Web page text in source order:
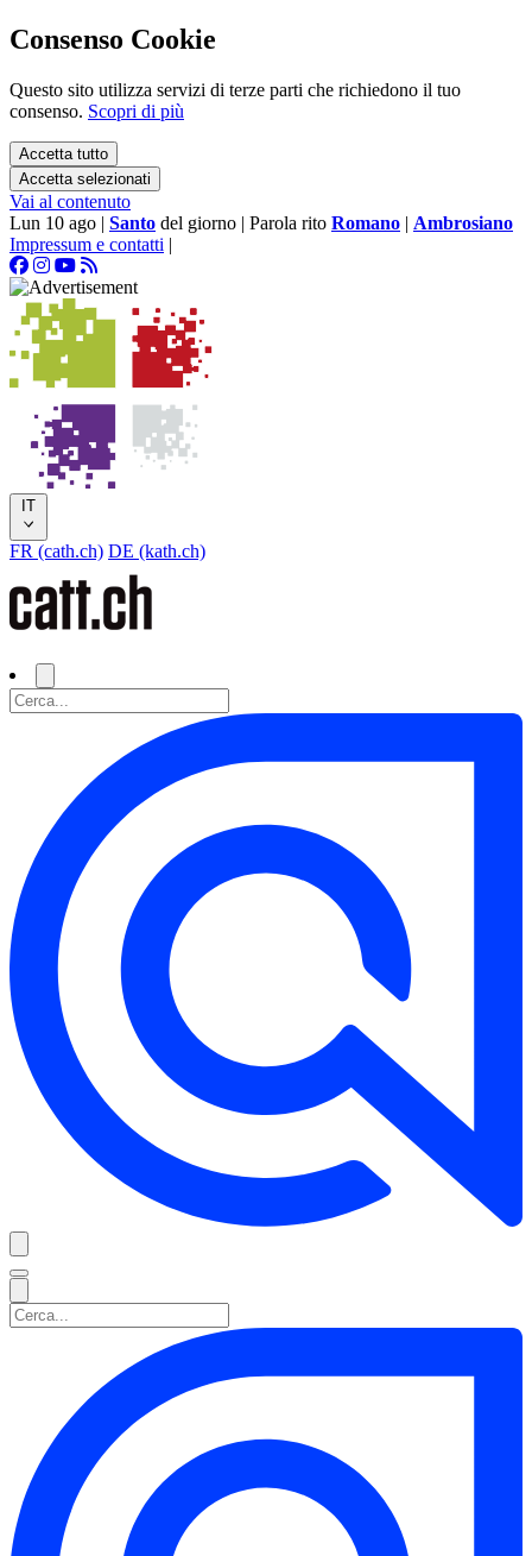
Consenso Cookie
Questo sito utilizza servizi di terze parti che richiedono il tuo
consenso. Scopri di più
Accetta tutto
Accetta selezionati
Vai al contenuto
Lun 10 ago | Santo del giorno | Parola rito Romano | Ambrosiano
Impressum e contatti |
IT
FR (cath.ch) DE (kath.ch)